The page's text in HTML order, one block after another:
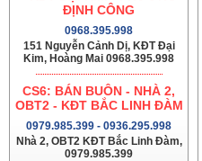
ĐỊNH CÔNG
0968.395.998
151 Nguyễn Cảnh Dị, KĐT Đại
Kim, Hoàng Mai 0968.395.998
CS6: BÁN BUÔN - NHÀ 2,
OBT2 - KĐT BẮC LINH ĐÀM
0979.985.399 - 0936.295.998
Nhà 2, OBT2 KĐT Bắc Linh Đàm,
0979.985.399